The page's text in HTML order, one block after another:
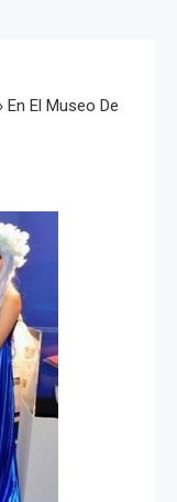
En El Museo De